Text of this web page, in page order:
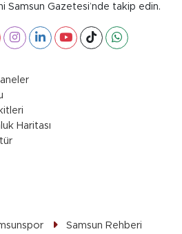
Samsun Gazetesi’nde takip edin.
Haritası
Samsun Rehberi